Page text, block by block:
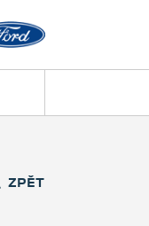
ZPĚT